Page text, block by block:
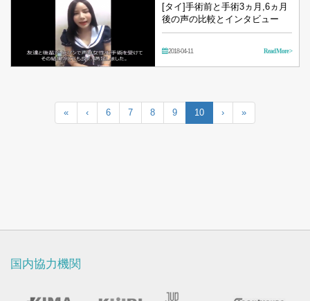
[タイ]手術前と手術3ヵ月,6ヵ月
後の声の比較とインタビュー
2018-04-11 Read More >
« ‹ 6 7 8 9 10 › »
国内協力機関